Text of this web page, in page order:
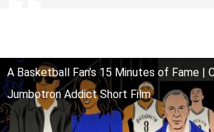
A Basketball Fan’s 15 Minutes of Fame |
Jumbotron Addict Short Film